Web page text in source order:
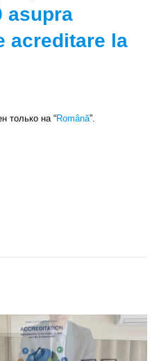
asupra
acreditare la
только на “Română”.